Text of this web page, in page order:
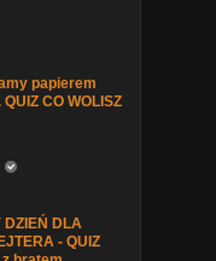
papierem
CO WOLISZ
DZIEŃ DLA
- QUIZ